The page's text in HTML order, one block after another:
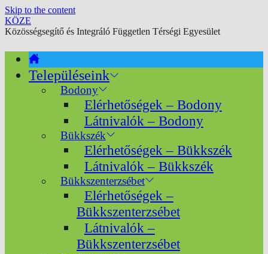
Skip to the content
KÖZE
Közösségsegítő és Integráló Független Térségi Egyesület
Településeink
Bodony
Elérhetőségek – Bodony
Látnivalók – Bodony
Bükkszék
Elérhetőségek – Bükkszék
Látnivalók – Bükkszék
Bükkszenterzsébet
Elérhetőségek –
Bükkszenterzsébet
Látnivalók –
Bükkszenterzsébet